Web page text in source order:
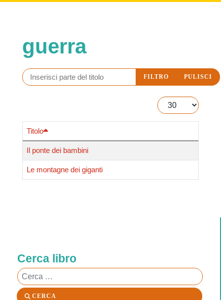
Cerca libro
Cerca
CERCA
guerra
Inserisci parte del titolo
FILTRO PULISCI
Visualizza #
Titolo
Il ponte dei bambini
Le montagne dei giganti